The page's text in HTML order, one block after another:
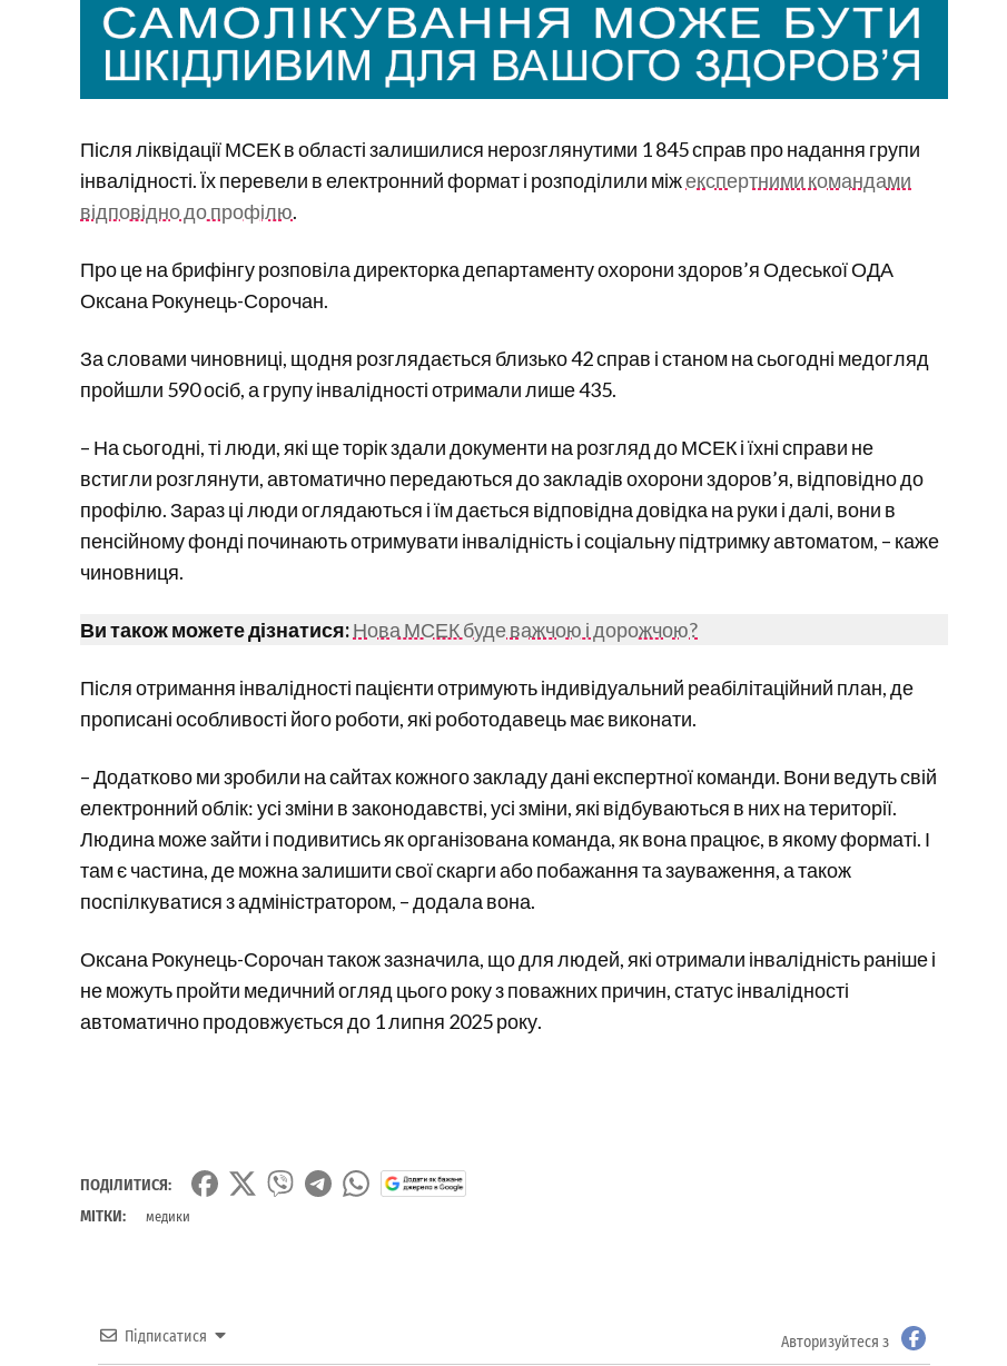
Після ліквідації МСЕК в області залишилися нерозглянутими 1 845 справ про надання групи
інвалідності. Їх перевели в електронний формат і розподілили міжекспертними командами
відповідно до профілю.
Про це на брифінгу розповіла директорка департаменту охорони здоров’я Одеської ОДА
Оксана Рокунець-Сорочан.
За словами чиновниці, щодня розглядається близько 42 справ і станом на сьогодні медогляд
пройшли 590 осіб, а групу інвалідності отримали лише 435.
– На сьогодні, ті люди, які ще торік здали документи на розгляд до МСЕК і їхні справи не
встигли розглянути, автоматично передаються до закладів охорони здоров’я, відповідно до
профілю. Зараз ці люди оглядаються і їм дається відповідна довідка на руки і далі, вони в
пенсійному фонді починають отримувати інвалідність і соціальну підтримку автоматом, – каже
чиновниця.
Ви також можете дізнатися:Нова МСЕК буде важчою і дорожчою?
Після отримання інвалідності пацієнти отримують індивідуальний реабілітаційний план, де
прописані особливості його роботи, які роботодавець має виконати.
– Додатково ми зробили на сайтах кожного закладу дані експертної команди. Вони ведуть свій
електронний облік: усі зміни в законодавстві, усі зміни, які відбуваються в них на території.
Людина може зайти і подивитись як організована команда, як вона працює, в якому форматі. І
там є частина, де можна залишити свої скарги або побажання та зауваження, а також
поспілкуватися з адміністратором, – додала вона.
Оксана Рокунець-Сорочан також зазначила, що для людей, які отримали інвалідність раніше і
не можуть пройти медичний огляд цього року з поважних причин, статус інвалідності
автоматично продовжується до 1 липня 2025 року.
ПОДІЛИТИСЯ:
МІТКИ:
медики
Підписатися Авторизуйтеся з